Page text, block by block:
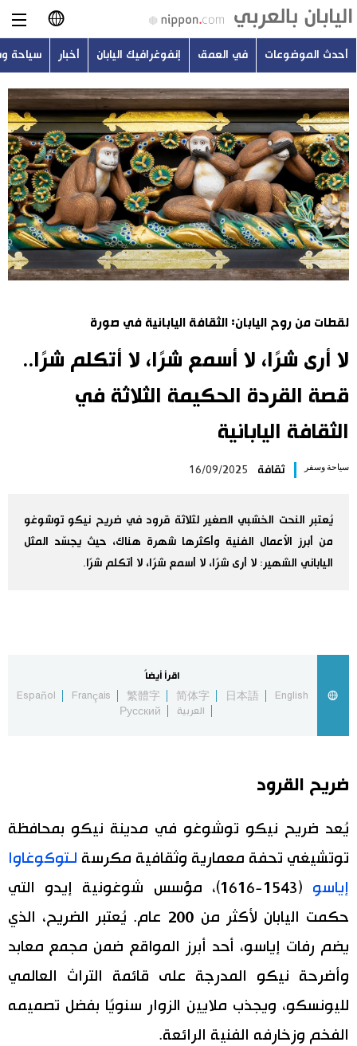
日本語
English
简体字
繁體字
Français
Español
أحدث الموضوعات
في العمق
إنفوغرافيك اليابان
مانغا وأنيمي
علوم وتكنولوجيا
الأقسام
صور
تجارب وآراء
سياسة
مجتمع
ثقافة
لايف ستايل
إعلان
الأكثر تفاعلا
موسوعة اليابان
هو وهي
أحدث الموضوعات في العمق إنفوغرافيك اليابان أخبار سياحة
لقطات من روح اليابان: الثقافة اليابانية في صورة
لا أرى شرًا، لا أسمع شرًا، لا أتكلم شرًا..
قصة القردة الحكيمة الثلاثة في
الثقافة اليابانية
سياحة وسفر ثقافة 16/09/2025
يُعتبر النحت الخشبي الصغير لثلاثة قرود في ضريح نيكو توشوغو
من أبرز الأعمال الفنية وأكثرها شهرة هناك، حيث يجسّد المثل
الياباني الشهير: لا أرى شرًا، لا أسمع شرًا، لا أتكلم شرًا.
اقرأ أيضاً
English
日本語
简体字
繁體字
Français
Español
العربية
Русский
ضريح القرود
يُعد ضريح نيكو توشوغو في مدينة نيكو بمحافظة
توتشيغي تحفة معمارية وثقافية مكرسة لـتوكوغاوا
إياسو
(1543-1616)، مؤسس شوغونية إيدو التي
حكمت اليابان لأكثر من 200 عام. يُعتبر الضريح، الذي
يضم رفات إياسو، أحد أبرز المواقع ضمن مجمع معابد
وأضرحة نيكو المدرجة على قائمة التراث العالمي
لليونسكو، ويجذب ملايين الزوار سنويًا بفضل تصميمه
الفخم وزخارفه الفنية الرائعة.